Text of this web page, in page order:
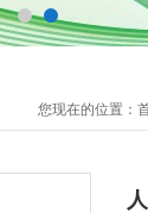
您现在的位置：